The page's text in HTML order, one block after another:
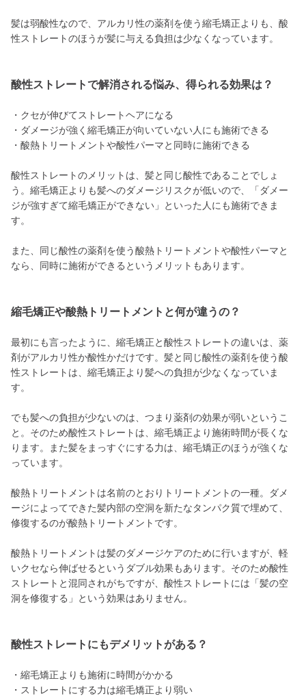
髪は弱酸性なので、アルカリ性の薬剤を使う縮毛矯正よりも、酸
性ストレートのほうが髪に与える負担は少なくなっています。
酸性ストレートで解消される悩み、得られる効果は？
・クセが伸びてストレートヘアになる
・ダメージが強く縮毛矯正が向いていない人にも施術できる
・酸熱トリートメントや酸性パーマと同時に施術できる
酸性ストレートのメリットは、髪と同じ酸性であることでしょ
う。縮毛矯正よりも髪へのダメージリスクが低いので、「ダメー
ジが強すぎて縮毛矯正ができない」といった人にも施術できま
す。
また、同じ酸性の薬剤を使う酸熱トリートメントや酸性パーマと
なら、同時に施術ができるというメリットもあります。
縮毛矯正や酸熱トリートメントと何が違うの？
最初にも言ったように、縮毛矯正と酸性ストレートの違いは、薬
剤がアルカリ性か酸性かだけです。髪と同じ酸性の薬剤を使う酸
性ストレートは、縮毛矯正より髪への負担が少なくなっていま
す。
でも髪への負担が少ないのは、つまり薬剤の効果が弱いというこ
と。そのため酸性ストレートは、縮毛矯正より施術時間が長くな
ります。また髪をまっすぐにする力は、縮毛矯正のほうが強くな
っています。
酸熱トリートメントは名前のとおりトリートメントの一種。ダメ
ージによってできた髪内部の空洞を新たなタンパク質で埋めて、
修復するのが酸熱トリートメントです。
酸熱トリートメントは髪のダメージケアのために行いますが、軽
いクセなら伸ばせるというダブル効果もあります。そのため酸性
ストレートと混同されがちですが、酸性ストレートには「髪の空
洞を修復する」という効果はありません。
酸性ストレートにもデメリットがある？
・縮毛矯正よりも施術に時間がかかる
・ストレートにする力は縮毛矯正より弱い